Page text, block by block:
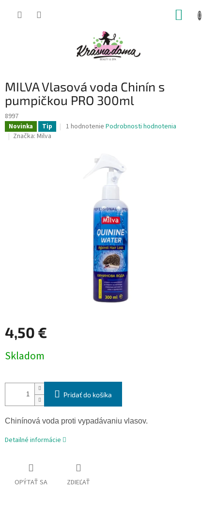
MILVA Vlasová voda Chinín s
pumpičkou PRO 300ml
8997
Novinka Tip
Priemerné
1 hodnotenie Podrobnosti hodnotenia
Značka: Milva
4,50 €
cena:
Skladom
Pridať do košíka
Chinínová voda proti vypadávaniu vlasov.
Detailné informácie
OPÝTAŤ SA ZDIEĽAŤ